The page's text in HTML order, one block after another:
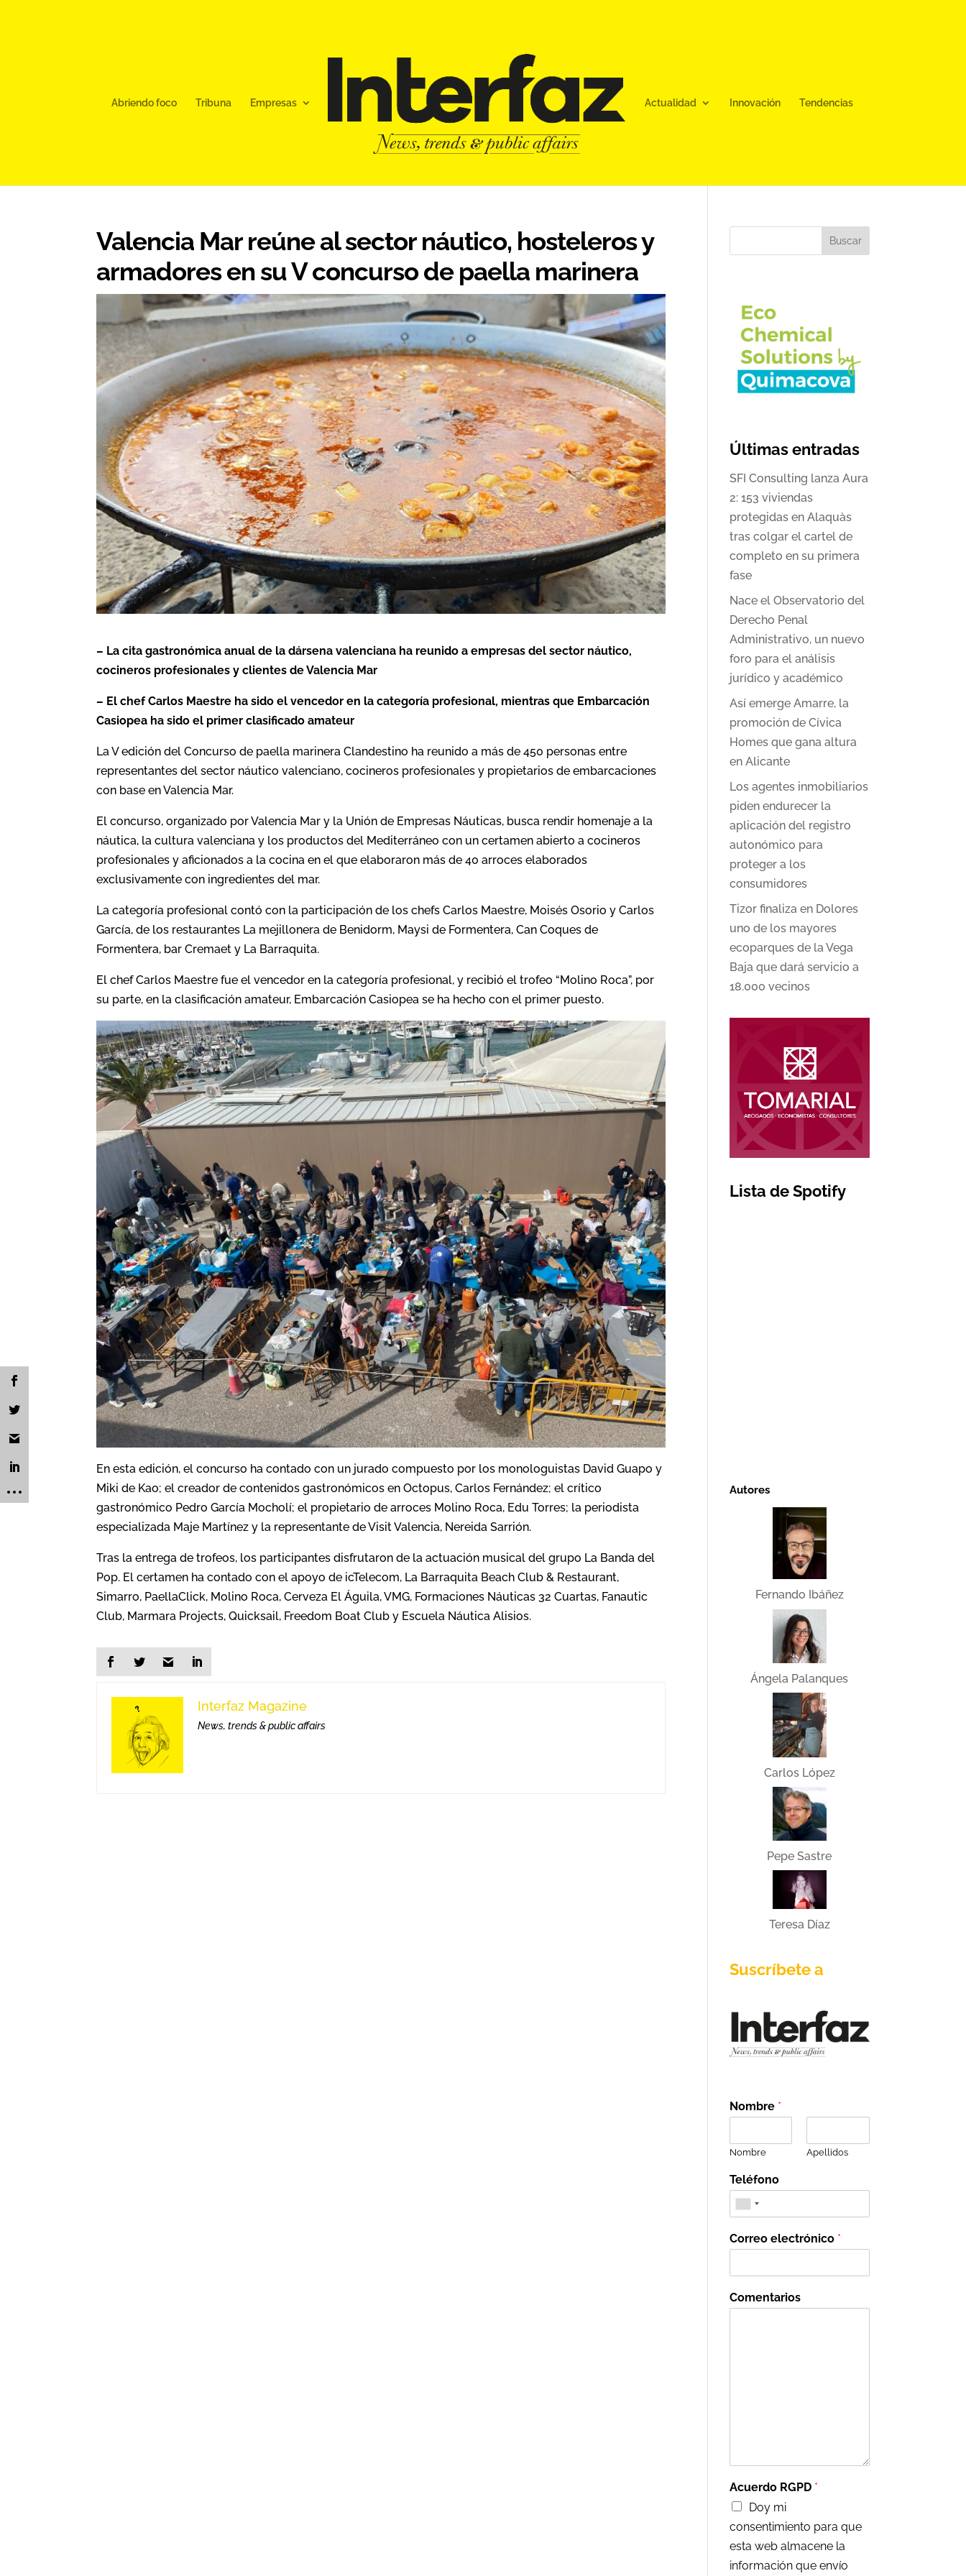
Abriendo foco Tribuna Empresas Actualidad Innovación Tendencias
Valencia Mar reúne al sector náutico, hosteleros y
armadores en su V concurso de paella marinera
– La cita gastronómica anual de la dársena valenciana ha reunido a empresas del sector náutico,
cocineros profesionales y clientes de Valencia Mar
– El chef Carlos Maestre ha sido el vencedor en la categoría profesional, mientras que Embarcación
Casiopea ha sido el primer clasificado amateur
La V edición del Concurso de paella marinera Clandestino ha reunido a más de 450 personas entre
representantes del sector náutico valenciano, cocineros profesionales y propietarios de embarcaciones
con base en Valencia Mar.
El concurso, organizado por Valencia Mar y la Unión de Empresas Náuticas, busca rendir homenaje a la
náutica, la cultura valenciana y los productos del Mediterráneo con un certamen abierto a cocineros
profesionales y aficionados a la cocina en el que elaboraron más de 40 arroces elaborados
exclusivamente con ingredientes del mar.
La categoría profesional contó con la participación de los chefs Carlos Maestre, Moisés Osorio y Carlos
García, de los restaurantes La mejillonera de Benidorm, Maysi de Formentera, Can Coques de
Formentera, bar Cremaet y La Barraquita.
El chef Carlos Maestre fue el vencedor en la categoría profesional, y recibió el trofeo “Molino Roca”, por
su parte, en la clasificación amateur, Embarcación Casiopea se ha hecho con el primer puesto.
En esta edición, el concurso ha contado con un jurado compuesto por los monologuistas David Guapo y
Miki de Kao; el creador de contenidos gastronómicos en Octopus, Carlos Fernández; el crítico
gastronómico Pedro García Mocholí; el propietario de arroces Molino Roca, Edu Torres; la periodista
especializada Maje Martínez y la representante de Visit Valencia, Nereida Sarrión.
Tras la entrega de trofeos, los participantes disfrutaron de la actuación musical del grupo La Banda del
Pop. El certamen ha contado con el apoyo de icTelecom, La Barraquita Beach Club & Restaurant,
Simarro, PaellaClick, Molino Roca, Cerveza El Águila, VMG, Formaciones Náuticas 32 Cuartas, Fanautic
Club, Marmara Projects, Quicksail, Freedom Boat Club y Escuela Náutica Alisios.
Interfaz Magazine
News, trends & public affairs
Buscar
Últimas entradas
SFI Consulting lanza Aura
2: 153 viviendas
protegidas en Alaquàs
tras colgar el cartel de
completo en su primera
fase
Nace el Observatorio del
Derecho Penal
Administrativo, un nuevo
foro para el análisis
jurídico y académico
Así emerge Amarre, la
promoción de Cívica
Homes que gana altura
en Alicante
Los agentes inmobiliarios
piden endurecer la
aplicación del registro
autonómico para
proteger a los
consumidores
Tizor finaliza en Dolores
uno de los mayores
ecoparques de la Vega
Baja que dará servicio a
18.000 vecinos
Lista de Spotify
Autores
Fernando Ibáñez
Ángela Palanques
Carlos López
Pepe Sastre
Teresa Díaz
Suscríbete a
Nombre *
Nombre Apellidos
Teléfono
Correo electrónico *
Comentarios
Acuerdo RGPD *
Doy mi
consentimiento para que
esta web almacene la
información que envío